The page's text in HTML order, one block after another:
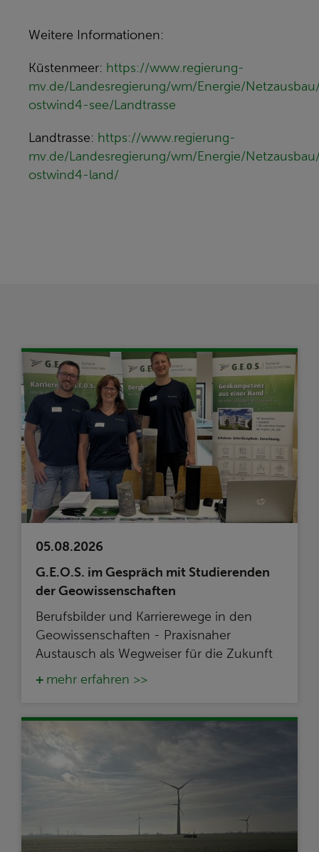
Weitere Informationen:
Küstenmeer: https://www.regierung-
mv.de/Landesregierung/wm/Energie/
ostwind4-see/Landtrasse
Landtrasse: https://www.regierung-
mv.de/Landesregierung/wm/Energie/
ostwind4-land/
05.08.2026
G.E.O.S. im Gespräch mit Studierenden
der Geowissenschaften
Berufsbilder und Karrierewege in den
Geowissenschaften - Praxisnaher
Austausch als Wegweiser für die Zukunft
mehr erfahren >>